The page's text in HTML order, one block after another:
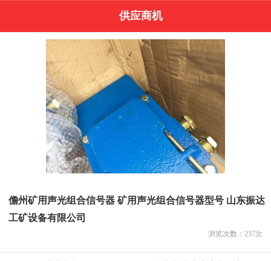
供应商机
儋州矿用声光组合信号器 矿用声光组合信号器型号 山东振达
工矿设备有限公司
浏览次数： 237次